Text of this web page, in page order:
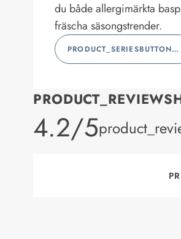
du både allergimärkta
fräscha säsongstrender.
PRODUCT_SERIESBUTTONLABEL
4.2/5